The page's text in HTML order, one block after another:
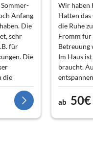
Anfang
Die
sehr
für
Die
die
für
und
See
Wir haben
Hatten
die Ruhe
Fromm für
Betreuung
Im Haus
braucht.
Sehr zu
Frischer
Vielen
ab 50€